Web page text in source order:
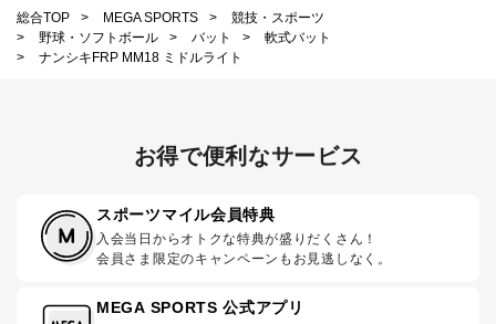
総合TOP > MEGA SPORTS >
競技・スポーツ
>
野球・ソフトボール > バット >
軟式バット
>
ナンシキFRP MM18 ミドルライト
お得で便利なサービス
スポーツマイル会員特典
入会当日からオトクな特典が盛りだくさん！
会員さま限定のキャンペーンもお見逃しなく。
MEGA SPORTS 公式アプリ